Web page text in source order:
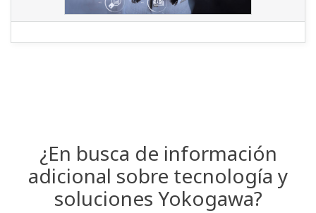
¿En busca de información
adicional sobre tecnología y
soluciones Yokogawa?